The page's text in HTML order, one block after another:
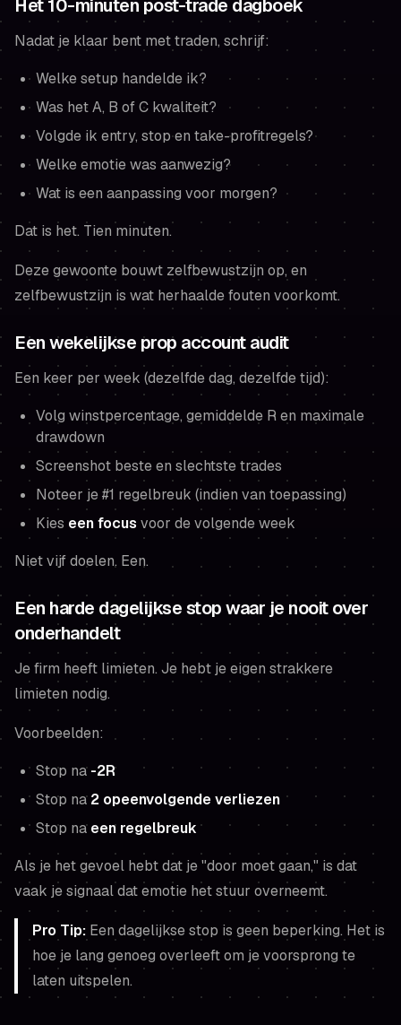
Het 10-minuten post-trade dagboek
Nadat je klaar bent met traden, schrijf:
Welke setup handelde ik?
Was het A, B of C kwaliteit?
Volgde ik entry, stop en take-profitregels?
Welke emotie was aanwezig?
Wat is een aanpassing voor morgen?
Dat is het. Tien minuten.
Deze gewoonte bouwt zelfbewustzijn op, en
zelfbewustzijn is wat herhaalde fouten voorkomt.
Een wekelijkse prop account audit
Een keer per week (dezelfde dag, dezelfde tijd):
Volg winstpercentage, gemiddelde R en maximale
drawdown
Screenshot beste en slechtste trades
Noteer je #1 regelbreuk (indien van toepassing)
Kies een focus voor de volgende week
Niet vijf doelen. Een.
Een harde dagelijkse stop waar je nooit over
onderhandelt
Je firm heeft limieten. Je hebt je eigen strakkere
limieten nodig.
Voorbeelden:
Stop na-2R
Stop na2 opeenvolgende verliezen
Stop naeen regelbreuk
Als je het gevoel hebt dat je "door moet gaan," is dat
vaak je signaal dat emotie het stuur overneemt.
Pro Tip: Een dagelijkse stop is geen beperking. Het is
hoe je lang genoeg overleeft om je voorsprong te
laten uitspelen.